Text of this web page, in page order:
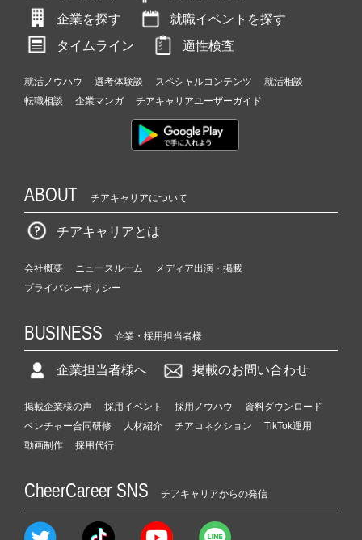
企業を探す
就職イベントを探す
タイムライン
適性検査
就活ノウハウ 選考体験談 スペシャルコンテンツ
就活相談
転職相談
企業マンガ チアキャリアユーザーガイド
ABOUT チアキャリアについて
チアキャリアとは
会社概要 ニュースルーム
メディア出演・掲載
プライバシーポリシー
BUSINESS 企業・採用担当者様
企業担当者様へ 掲載のお問い合わせ
掲載企業様の声 採用イベント 採用ノウハウ
資料ダウンロード
ベンチャー合同研修
人材紹介 チアコネクション
TikTok運用
動画制作
採用代行
CheerCareer SNS チアキャリアからの発信